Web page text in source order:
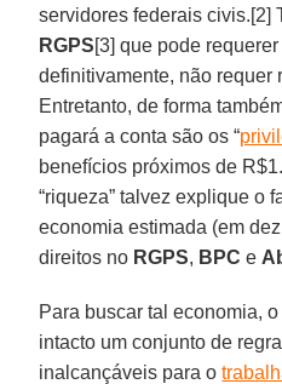
servidores federais civis.[2]
RGPS[3] que pode
definitivamente, não requer
Entretanto, de forma
pagará a conta são os “
benefícios próximos de
“riqueza” talvez explique o
economia estimada (em
direitos no RGPS, BPC e
Para buscar tal economia,
intacto um conjunto de
inalcançáveis para o